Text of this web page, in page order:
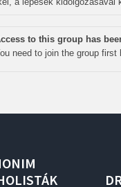
to this group has
need to join the group first